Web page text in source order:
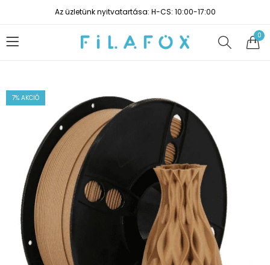
Az üzletünk nyitvatartása: H-CS: 10:00-17:00
0
7% AKCIÓ